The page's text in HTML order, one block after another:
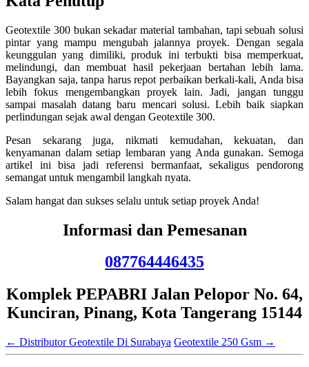
Geotextile 300 bukan sekadar material tambahan, tapi sebuah solusi
pintar yang mampu mengubah jalannya proyek. Dengan segala
keunggulan yang dimiliki, produk ini terbukti bisa memperkuat,
melindungi, dan membuat hasil pekerjaan bertahan lebih lama.
Bayangkan saja, tanpa harus repot perbaikan berkali-kali, Anda bisa
lebih fokus mengembangkan proyek lain. Jadi, jangan tunggu
sampai masalah datang baru mencari solusi. Lebih baik siapkan
perlindungan sejak awal dengan Geotextile 300.
Pesan sekarang juga, nikmati kemudahan, kekuatan, dan
kenyamanan dalam setiap lembaran yang Anda gunakan. Semoga
artikel ini bisa jadi referensi bermanfaat, sekaligus pendorong
semangat untuk mengambil langkah nyata.
Salam hangat dan sukses selalu untuk setiap proyek Anda!
Informasi dan Pemesanan
087764446435
Komplek PEPABRI Jalan Pelopor No. 64,
Kunciran, Pinang, Kota Tangerang 15144
← Distributor Geotextile Di Surabaya Geotextile 250 Gsm →